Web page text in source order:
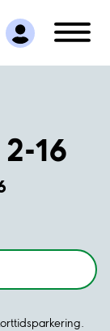
16